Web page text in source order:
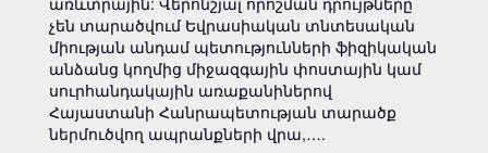
չեն տարածվում Եվրասիական տնտեսական
միության անդամ պետությունների ֆիզիկական
անձանց կողմից միջազգային փոստային կամ
սուրհանդակային առաքանիներով
Հայաստանի Հանրապետության տարածք
ներմուծվող ապրանքների վրա,….